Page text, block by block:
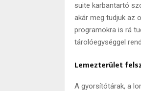
suite karbantartó
akár meg tudjuk az
programokra is rá
tárolóegységgel
Lemezterület
A gyorsítótárak, a